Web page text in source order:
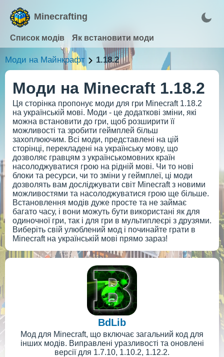
Minecrafting
Список модів Як встановити моди
Моди на Майнкрафт 1.18.2
Моди на Minecraft 1.18.2
Ця сторінка пропонує моди для гри Minecraft 1.18.2
на українській мові. Моди - це додаткові зміни, які
можна встановити до гри, щоб розширити її
можливості та зробити геймплей більш
захоплюючим. Всі моди, представлені на цій
сторінці, перекладені на українську мову, що
дозволяє гравцям з українськомовних країн
насолоджуватися грою на рідній мові. Чи то нові
блоки та ресурси, чи то зміни у геймплеї, ці моди
дозволять вам досліджувати світ Minecraft з новими
можливостями та насолоджуватися грою ще більше.
Встановлення модів дуже просте та не займає
багато часу, і вони можуть бути використані як для
одиночної гри, так і для гри в мультиплеєрі з друзями.
Виберіть свій улюблений мод і починайте грати в
Minecraft на українській мові прямо зараз!
BdLib
Мод для Minecraft, що включає загальний код для
інших модів. Виправлені уразливості та оновлені
версії для 1.7.10, 1.10.2, 1.12.2.